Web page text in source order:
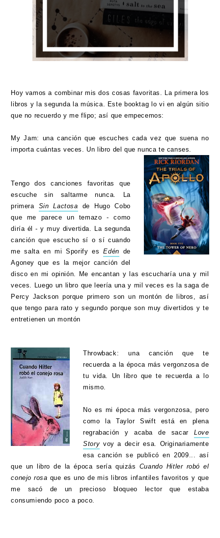
Hoy vamos a combinar mis dos cosas favoritas. La primera los
libros y la segunda la música. Este booktag lo vi en algún sitio
que no recuerdo y me flipo; así que empecemos:
My Jam: una canción que escuches cada vez que suena no
importa cuántas veces. Un libro del que nunca te canses.
Tengo dos canciones favoritas que
escuche sin saltarme nunca. La
primera Sin Lactosa
de Hugo Cobo
que me parece un temazo - como
diría él - y muy divertida. La segunda
canción que escucho sí o sí cuando
me salta en mi Sporify esEdén de
Agoney que es la mejor canción del
disco en mi opinión. Me encantan y las escucharía una y mil
veces. Luego un libro que leería una y mil veces es la saga de
Percy Jackson porque primero son un montón de libros, así
que tengo para rato y segundo porque son muy divertidos y te
entretienen un montón
Throwback: una canción que te
recuerda a la época más vergonzosa de
tu vida. Un libro que te recuerda a lo
mismo.
No es mi época más vergonzosa, pero
como la Taylor Swift está en plena
regrabación y acaba de sacarLove
Story voy a decir esa. Originariamente
esa canción se publicó en 2009... así
que un libro de la época sería quizás Cuando Hitler robó el
conejo rosa que es uno de mis libros infantiles favoritos y que
me sacó de un precioso bloqueo lector que estaba
consumiendo poco a poco.